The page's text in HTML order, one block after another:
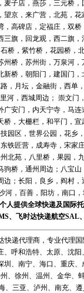
子店，燕莎，三元桥
京，来广营，北苑，
高碑店，定福庄，双
旗，回龙观，西二旗
桥，紫竹桥，花园桥
桥，苏州街，万泉河
桥，朝阳门，建国门
，月坛，金融街，西
河，西城周边； 崇文
安门，内天宁寺，马
，大栅栏，和平门，
园区，世界公园，花
铁匠营，成寿寺，宋
北苑，八里桥，果园
桥，通州周边；八宝
；长阳，良乡，阎村
，百善，阳坊，南口
人提供全球快递及国际
、 飞时达快递航空SAL
递代理商，专业代理
呼和浩特、太原、沈
、南宁、海口、重庆
、徐州、温州、金华
三亚、泸州、南充、